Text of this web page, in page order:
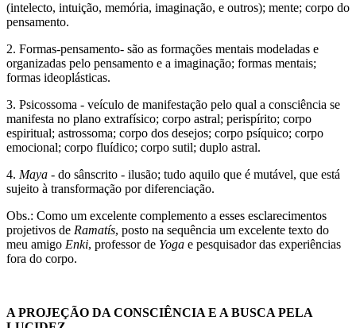
(intelecto, intuição, memória, imaginação, e outros); mente; corpo do
pensamento.
2. Formas-pensamento- são as formações mentais modeladas e
organizadas pelo pensamento e a imaginação; formas mentais;
formas ideoplásticas.
3. Psicossoma - veículo de manifestação pelo qual a consciência se
manifesta no plano extrafísico; corpo astral; perispírito; corpo
espiritual; astrossoma; corpo dos desejos; corpo psíquico; corpo
emocional; corpo fluídico; corpo sutil; duplo astral.
4. Maya - do sânscrito - ilusão; tudo aquilo que é mutável, que está
sujeito à transformação por diferenciação.
Obs.: Como um excelente complemento a esses esclarecimentos
projetivos de Ramatís, posto na sequência um excelente texto do
meu amigo Enki, professor de Yoga e pesquisador das experiências
fora do corpo.
A PROJEÇÃO DA CONSCIÊNCIA E A BUSCA PELA